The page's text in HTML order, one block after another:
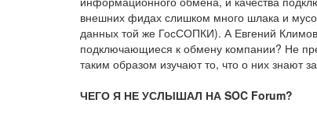
внешних фидах слишком много шлака и
данных той же ГосСОПКИ). А Евгений
подключающиеся к обмену компании? Не
таким образом изучают то, что о них знают
ЧЕГО Я НЕ УСЛЫШАЛ НА SOC Forum?